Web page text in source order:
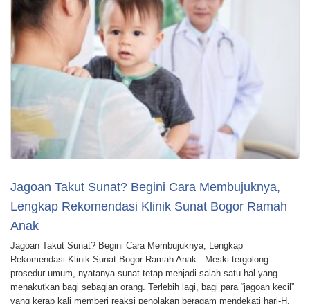
Jagoan Takut Sunat? Begini Cara Membujuknya,
Lengkap Rekomendasi Klinik Sunat Bogor Ramah
Anak
Jagoan Takut Sunat? Begini Cara Membujuknya, Lengkap
Rekomendasi Klinik Sunat Bogor Ramah Anak Meski tergolong
prosedur umum, nyatanya sunat tetap menjadi salah satu hal yang
menakutkan bagi sebagian orang. Terlebih lagi, bagi para “jagoan kecil”
yang kerap kali memberi reaksi penolakan beragam mendekati hari-H.